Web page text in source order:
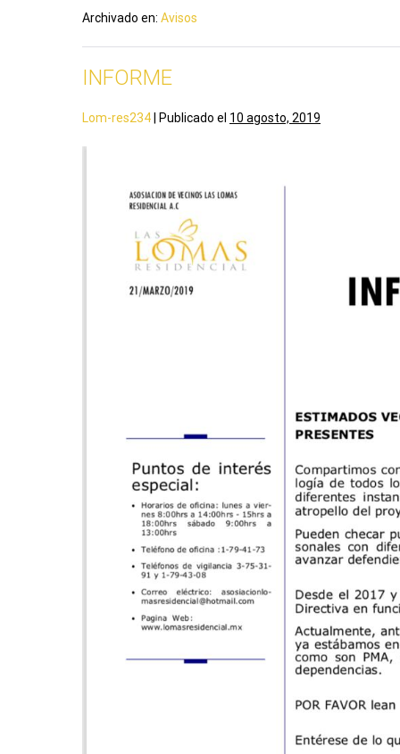
Archivado en: Avisos
INFORME
Lom-res234 Publicado el 10 agosto, 2019